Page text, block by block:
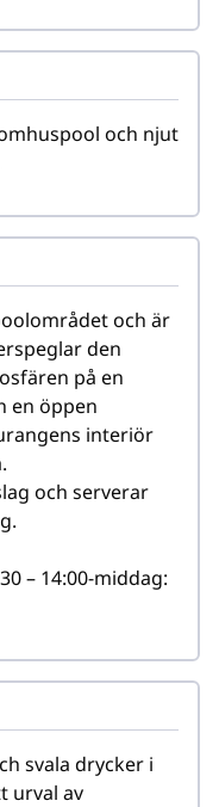
och njut
och är
den
på en
en öppen
interiör
och serverar
– 14:00-middag:
svala drycker i
urval av